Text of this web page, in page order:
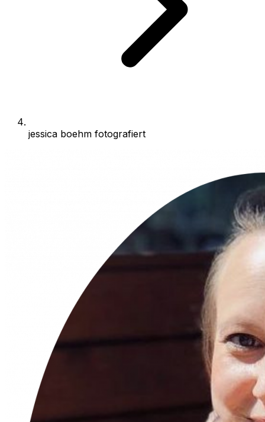
jessica boehm fotografiert